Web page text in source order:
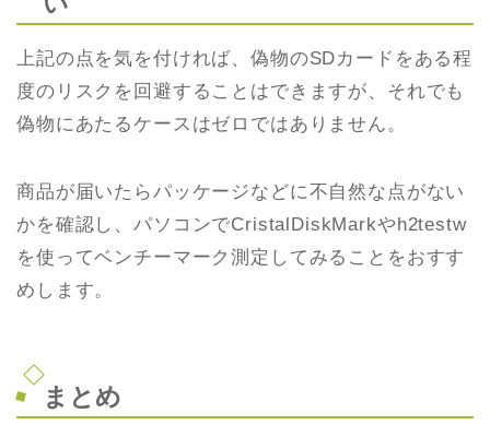
上記の点を気を付ければ、偽物のSDカードをある程
度のリスクを回避することはできますが、それでも
偽物にあたるケースはゼロではありません。
商品が届いたらパッケージなどに不自然な点がない
かを確認し、パソコンでCristalDiskMarkやh2testw
を使ってベンチーマーク測定してみることをおすす
めします。
まとめ